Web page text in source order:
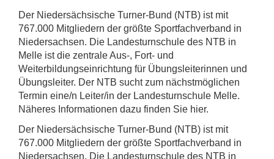
Der Niedersächsische Turner-Bund (NTB) ist mit
767.000 Mitgliedern der größte Sportfachverband in
Niedersachsen. Die Landesturnschule des NTB in
Melle ist die zentrale Aus-, Fort- und
Weiterbildungseinrichtung für Übungsleiterinnen und
Übungsleiter. Der NTB sucht zum nächstmöglichen
Termin eine/n Leiter/in der Landesturnschule Melle.
Näheres Informationen dazu finden Sie hier.
Der Niedersächsische Turner-Bund (NTB) ist mit
767.000 Mitgliedern der größte Sportfachverband in
Niedersachsen. Die Landesturnschule des NTB in